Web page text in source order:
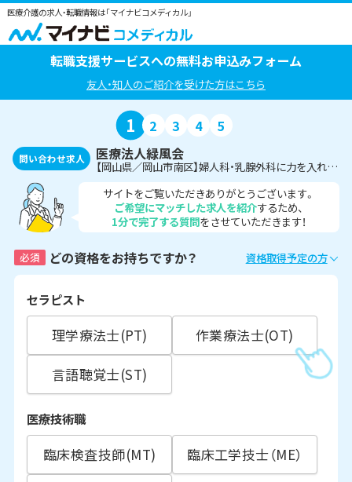
医療介護の求人・転職情報は「マイナビコメディカル」
転職支援サービスへの無料お申込みフォーム
友人・知人のご紹介を受けた方はこちら
1 2 3 4 5
問い合わせ求人 医療法人緑風会
【岡山県／岡山市南区】婦人科・乳腺外科に力を入れたクリニックの診療放射線技師募集求人《パート》
サイトをご覧いただきありがとうございます。
ご希望にマッチした求人を紹介するため、
1分で完了する質問をさせていただきます！
必須 どの資格をお持ちですか？ 資格取得予定の方
セラピスト
理学療法士(PT)
作業療法士(OT)
言語聴覚士(ST)
医療技術職
臨床検査技師(MT)
臨床工学技士（ME）